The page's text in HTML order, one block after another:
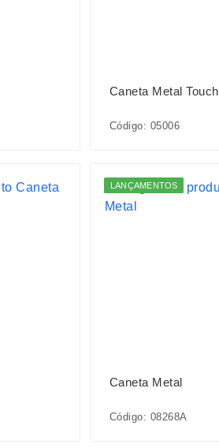
Caneta Metal Touch
Código: 05006
LANÇAMENTOS
Caneta Metal
Código: 08268A